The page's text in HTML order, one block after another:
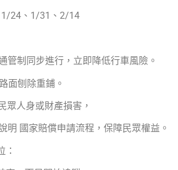
24、1/31、2/14
管制同步進行，立即降低行車風險。
面刨除重鋪。
眾人身或財產損害，
明 國家賠償申請流程，保障民眾權益。
：